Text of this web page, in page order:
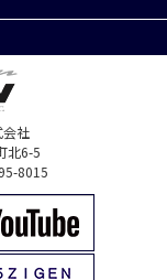
会社
北6-5
8015